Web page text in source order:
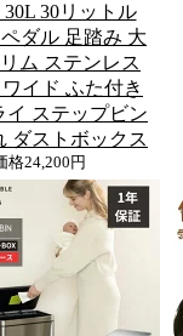
30L 30リットル
ダル 足踏み 大
ム ステンレス
イド ふた付き
イ ステップビン
ダストボックス
格24,200円